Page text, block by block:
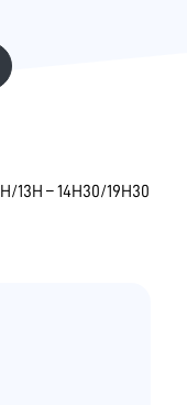
13H – 14H30/19H30